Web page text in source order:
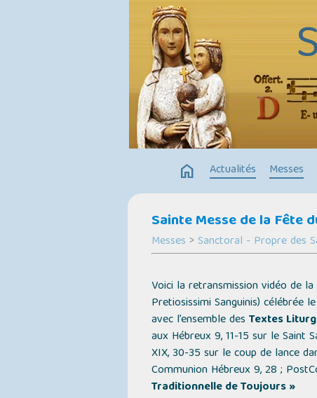
home Actualités Messes
Sainte Messe de la Fête
Messes >Sanctoral - Propre des
Voici la retransmission vidéo de la
Pretiosissimi Sanguinis) célébrée le
avec l’ensemble des Textes
aux Hébreux 9, 11-15 sur le Saint
XIX, 30-35 sur le coup de lance
Communion Hébreux 9, 28 ;
Traditionnelle de Toujours »